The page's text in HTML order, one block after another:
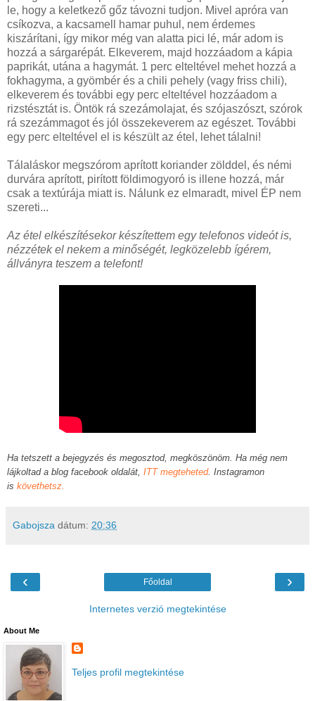
le, hogy a keletkező gőz távozni tudjon. Mivel apróra van
csíkozva, a kacsamell hamar puhul, nem érdemes
kiszárítani, így mikor még van alatta pici lé, már adom is
hozzá a sárgarépát. Elkeverem, majd hozzáadom a kápia
paprikát, utána a hagymát. 1 perc elteltével mehet hozzá a
fokhagyma, a gyömbér és a chili pehely (vagy friss chili),
elkeverem és további egy perc elteltével hozzáadom a
rizstésztát is. Öntök rá szezámolajat, és szójaszószt, szórok
rá szezámmagot és jól összekeverem az egészet. További
egy perc elteltével el is készült az étel, lehet tálalni!
Tálaláskor megszórom aprított koriander zölddel, és némi
durvára aprított, pirított földimogyoró is illene hozzá, már
csak a textúrája miatt is. Nálunk ez elmaradt, mivel ÉP nem
szereti...
Az étel elkészítésekor készítettem egy telefonos videót is,
nézzétek el nekem a minőségét, legközelebb ígérem,
állványra teszem a telefont!
Ha tetszett a bejegyzés és megosztod, megköszönöm. Ha még nem
lájkoltad a blog facebook oldalát, ITT megteheted. Instagramon
is követhetsz.
Gabojsza dátum: 20:36
‹ ›
Főoldal
Internetes verzió megtekintése
About Me
Teljes profil megtekintése